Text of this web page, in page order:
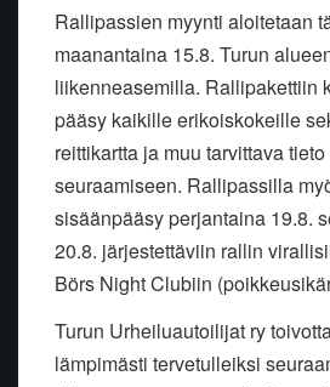
Rallipassien myynti aloitetaan
maanantaina 15.8. Turun
liikenneasemilla. Rallipakettiin
pääsy kaikille erikoiskokeille
reittikartta ja muu tarvittava
seuraamiseen. Rallipassilla
sisäänpääsy perjantaina 19.8.
20.8. järjestettäviin rallin
Börs Night Clubiin
Turun Urheiluautoilijat ry
lämpimästi tervetulleiksi